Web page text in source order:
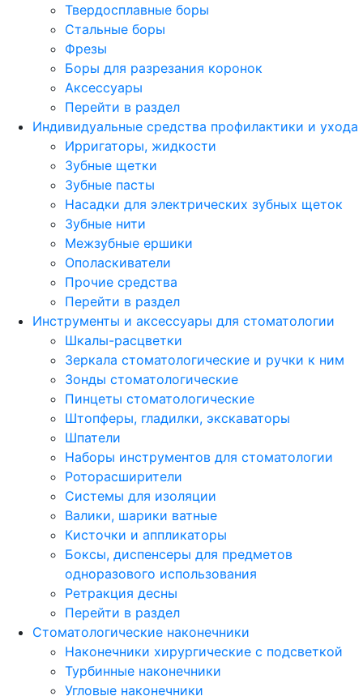
Твердосплавные боры
Стальные боры
Фрезы
Боры для разрезания коронок
Аксессуары
Перейти в раздел
Индивидуальные средства профилактики и ухода
Ирригаторы, жидкости
Зубные щетки
Зубные пасты
Насадки для электрических зубных щеток
Зубные нити
Межзубные ершики
Ополаскиватели
Прочие средства
Перейти в раздел
Инструменты и аксессуары для стоматологии
Шкалы-расцветки
Зеркала стоматологические и ручки к ним
Зонды стоматологические
Пинцеты стоматологические
Штопферы, гладилки, экскаваторы
Шпатели
Наборы инструментов для стоматологии
Роторасширители
Системы для изоляции
Валики, шарики ватные
Кисточки и аппликаторы
Боксы, диспенсеры для предметов
одноразового использования
Ретракция десны
Перейти в раздел
Стоматологические наконечники
Наконечники хирургические с подсветкой
Турбинные наконечники
Угловые наконечники